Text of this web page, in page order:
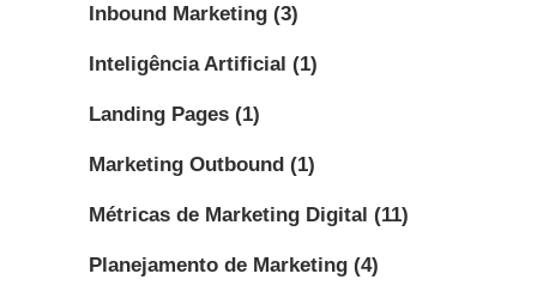
Inbound Marketing (3)
Inteligência Artificial (1)
Landing Pages (1)
Marketing Outbound (1)
Métricas de Marketing Digital (11)
Planejamento de Marketing (4)